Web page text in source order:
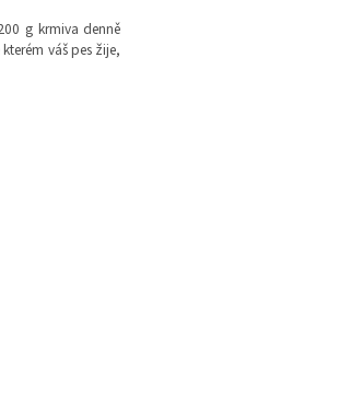
g krmiva denně
váš pes žije,